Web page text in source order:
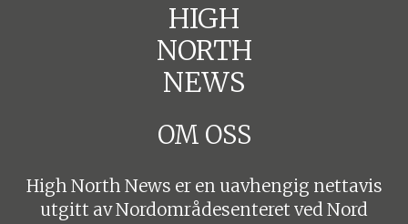
HIGH
NORTH
NEWS
OM OSS
High North News er en uavhengig nettavis
utgitt av Nordområdesenteret ved Nord